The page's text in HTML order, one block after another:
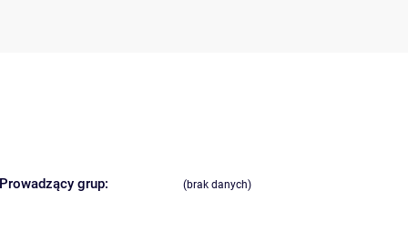
Prowadzący grup: (brak danych)